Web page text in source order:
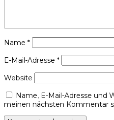
Name *
E-Mail-Adresse *
Website
Name, E-Mail-Adresse und
meinen nächsten Kommentar